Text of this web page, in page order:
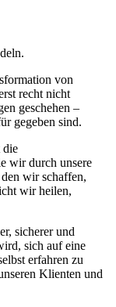
von
recht nicht
geschehen –
gegeben sind.
die
wir durch unsere
wir schaffen,
wir heilen,
sicherer und
sich auf eine
erfahren zu
Klienten und